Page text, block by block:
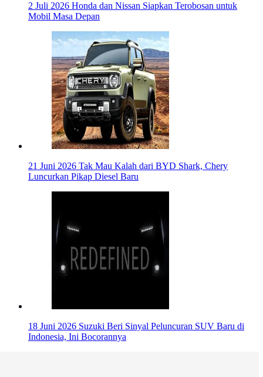
2 Juli 2026 Honda dan Nissan Siapkan Terobosan untuk
Mobil Masa Depan
21 Juni 2026 Tak Mau Kalah dari BYD Shark, Chery
Luncurkan Pikap Diesel Baru
18 Juni 2026 Suzuki Beri Sinyal Peluncuran SUV Baru di
Indonesia, Ini Bocorannya